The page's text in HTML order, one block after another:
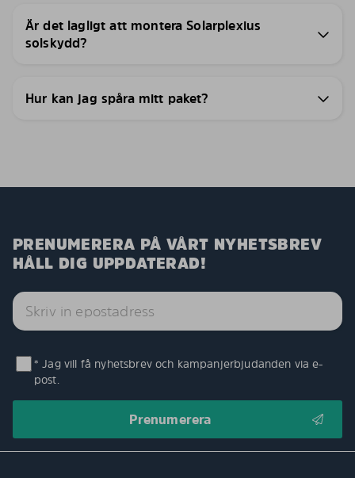
Är det lagligt att montera Solarplexius
solskydd?
Hur kan jag spåra mitt paket?
PRENUMERERA PÅ VÅRT NYHETSBREV
HÅLL DIG UPPDATERAD!
* Jag vill få nyhetsbrev och kampanjerbjudanden via e-
post.